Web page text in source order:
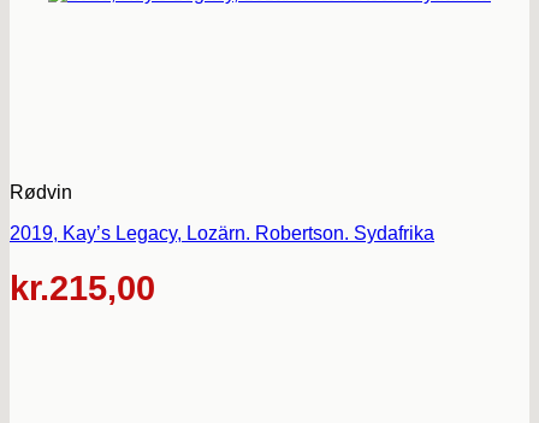
Rødvin
2019, Kay’s Legacy, Lozärn. Robertson. Sydafrika
kr.215,00